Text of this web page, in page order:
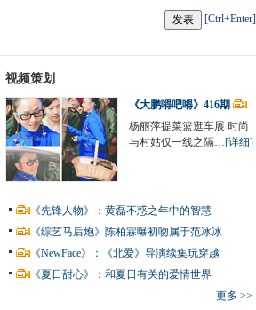
[Ctrl+Enter]
视频策划
《大鹏嘚吧嘚》416期
杨丽萍提菜篮逛车展 时尚
与村姑仅一线之隔…[详细]
《先锋人物》：黄磊不惑之年中的智慧
《综艺马后炮》陈柏霖曝初吻属于范冰冰
《NewFace》：《北爱》导演续集玩穿越
《夏日甜心》：和夏日有关的爱情世界
更多 >>